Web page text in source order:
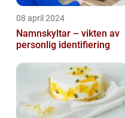
08 april 2024
Namnskyltar – vikten av
personlig identifiering